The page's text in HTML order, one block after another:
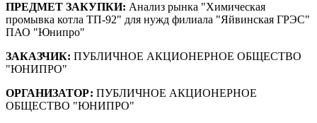
ПРЕДМЕТ ЗАКУПКИ: Анализ рынка "Химическая
промывка котла ТП-92" для нужд филиала "Яйвинская ГРЭС"
ПАО "Юнипро"
ЗАКАЗЧИК: ПУБЛИЧНОЕ АКЦИОНЕРНОЕ ОБЩЕСТВО
"ЮНИПРО"
ОРГАНИЗАТОР: ПУБЛИЧНОЕ АКЦИОНЕРНОЕ
ОБЩЕСТВО "ЮНИПРО"